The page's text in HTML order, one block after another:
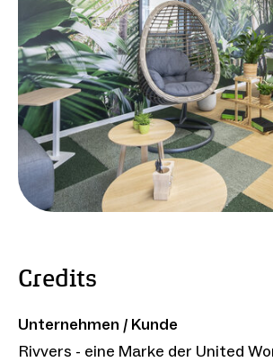
Credits
Unternehmen / Kunde
Rivvers - eine Marke der United